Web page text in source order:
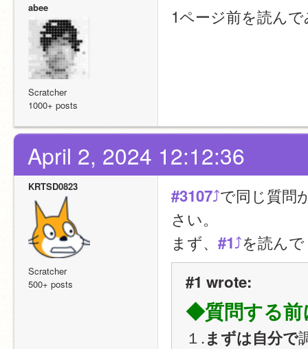
abee
Scratcher
1000+ posts
1ページ前を読ん
April 2, 2024 12:12:36
KRTSD0823
Scratcher
500+ posts
#3107⤴で同じ質問
さい。
まず、 #1⤴を読ん
#1 wrote:
◆質問する前
１.まずは自分で